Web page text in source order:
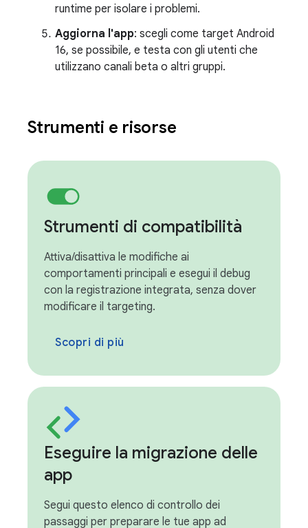
runtime per isolare i problemi.
Aggiorna l'app: scegli come target Android
16, se possibile, e testa con gli utenti che
utilizzano canali beta o altri gruppi.
Strumenti e risorse
Strumenti di compatibilità
Attiva/disattiva le modifiche ai
comportamenti principali e esegui il debug
con la registrazione integrata, senza dover
modificare il targeting.
Scopri di più
Eseguire la migrazione delle
app
Segui questo elenco di controllo dei
passaggi per preparare le tue app ad